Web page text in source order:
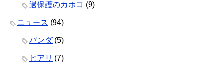
過保護のカホコ (9)
ニュース (94)
パンダ(5)
ヒアリ (7)